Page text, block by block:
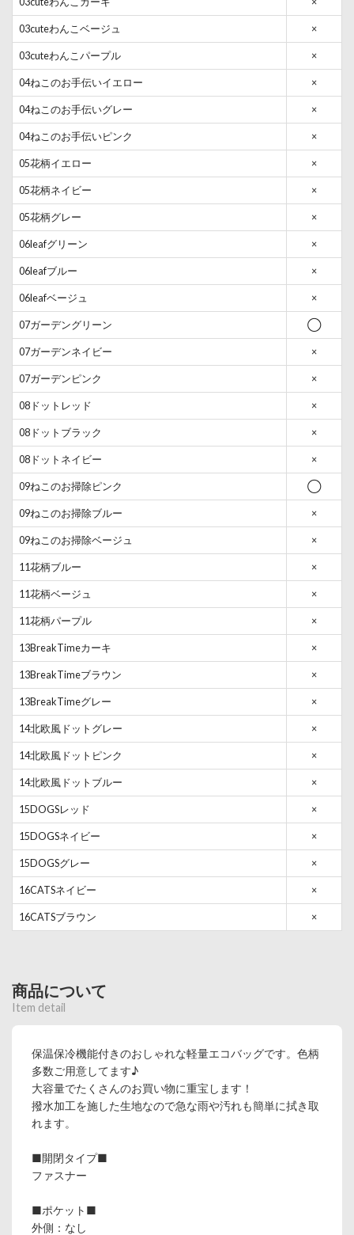
03cuteわんこベージュ ×
03cuteわんこパープル ×
04ねこのお手伝いイエロー ×
04ねこのお手伝いグレー ×
04ねこのお手伝いピンク ×
05花柄イエロー ×
05花柄ネイビー ×
05花柄グレー ×
06leafグリーン ×
06leafブルー ×
06leafベージュ ×
07ガーデングリーン ◯
07ガーデンネイビー ×
07ガーデンピンク ×
08ドットレッド ×
08ドットブラック ×
08ドットネイビー ×
09ねこのお掃除ピンク ◯
09ねこのお掃除ブルー ×
09ねこのお掃除ベージュ ×
11花柄ブルー ×
11花柄ベージュ ×
11花柄パープル ×
13BreakTimeカーキ ×
13BreakTimeブラウン ×
13BreakTimeグレー ×
14北欧風ドットグレー ×
14北欧風ドットピンク ×
14北欧風ドットブルー ×
15DOGSレッド ×
15DOGSネイビー ×
15DOGSグレー ×
16CATSネイビー ×
16CATSブラウン ×
商品について
Item detail
保温保冷機能付きのおしゃれな軽量エコバッグです。色柄
多数ご用意してます♪
大容量でたくさんのお買い物に重宝します！
撥水加工を施した生地なので急な雨や汚れも簡単に拭き取
れます。
■開閉タイプ■
ファスナー
■ポケット■
外側：なし